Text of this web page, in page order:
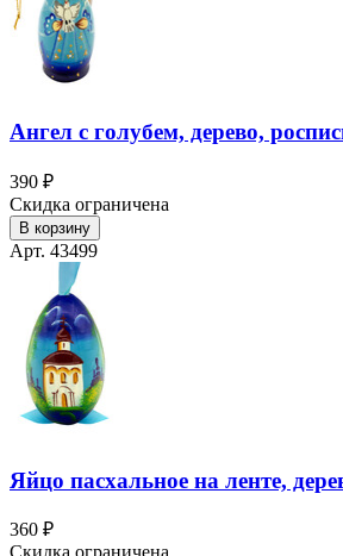
Ангел с голубем, дерево,
390 ₽
Скидка ограничена
В корзину
Арт. 43499
Яйцо пасхальное на ленте,
360 ₽